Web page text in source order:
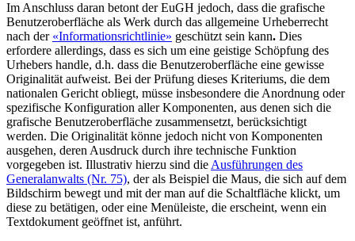
Im Anschluss daran betont der EuGH jedoch, dass die grafische
Benutzeroberfläche als Werk durch das allgemeine Urheberrecht
nach der «Informationsrichtlinie» geschützt sein kann. Dies
erfordere allerdings, dass es sich um eine geistige Schöpfung des
Urhebers handle, d.h. dass die Benutzeroberfläche eine gewisse
Originalität aufweist. Bei der Prüfung dieses Kriteriums, die dem
nationalen Gericht obliegt, müsse insbesondere die Anordnung oder
spezifische Konfiguration aller Komponenten, aus denen sich die
grafische Benutzeroberfläche zusammensetzt, berücksichtigt
werden. Die Originalität könne jedoch nicht von Komponenten
ausgehen, deren Ausdruck durch ihre technische Funktion
vorgegeben ist. Illustrativ hierzu sind die Ausführungen des
Generalanwalts (Nr. 75), der als Beispiel die Maus, die sich auf dem
Bildschirm bewegt und mit der man auf die Schaltfläche klickt, um
diese zu betätigen, oder eine Menüleiste, die erscheint, wenn ein
Textdokument geöffnet ist, anführt.